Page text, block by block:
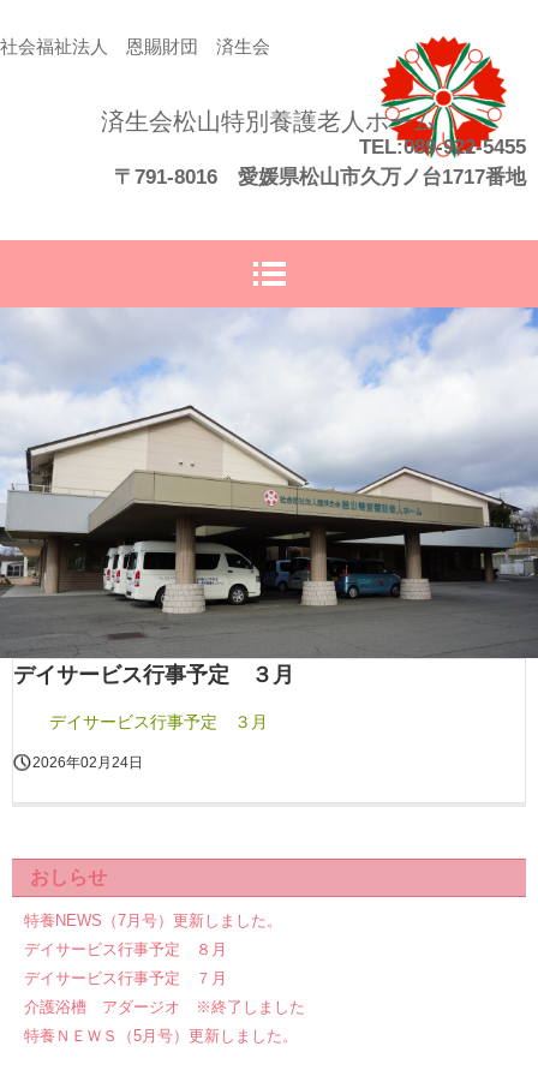
済生会松山特別養護老人ホーム
社会福祉法人 恩賜財団 済生会
TEL:089-922-5455
〒791-8016 愛媛県松山市久万ノ台1717番地
デイサービス行事予定 ３月
デイサービス行事予定 ３月
2026年02月24日
おしらせ
特養NEWS（7月号）更新しました。
デイサービス行事予定 ８月
デイサービス行事予定 ７月
介護浴槽 アダージオ ※終了しました
特養ＮＥＷＳ（5月号）更新しました。